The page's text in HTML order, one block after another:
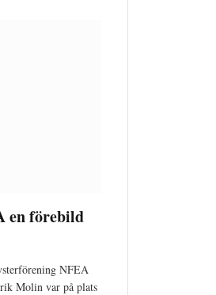
en förebild
NFEA
Molin var på plats